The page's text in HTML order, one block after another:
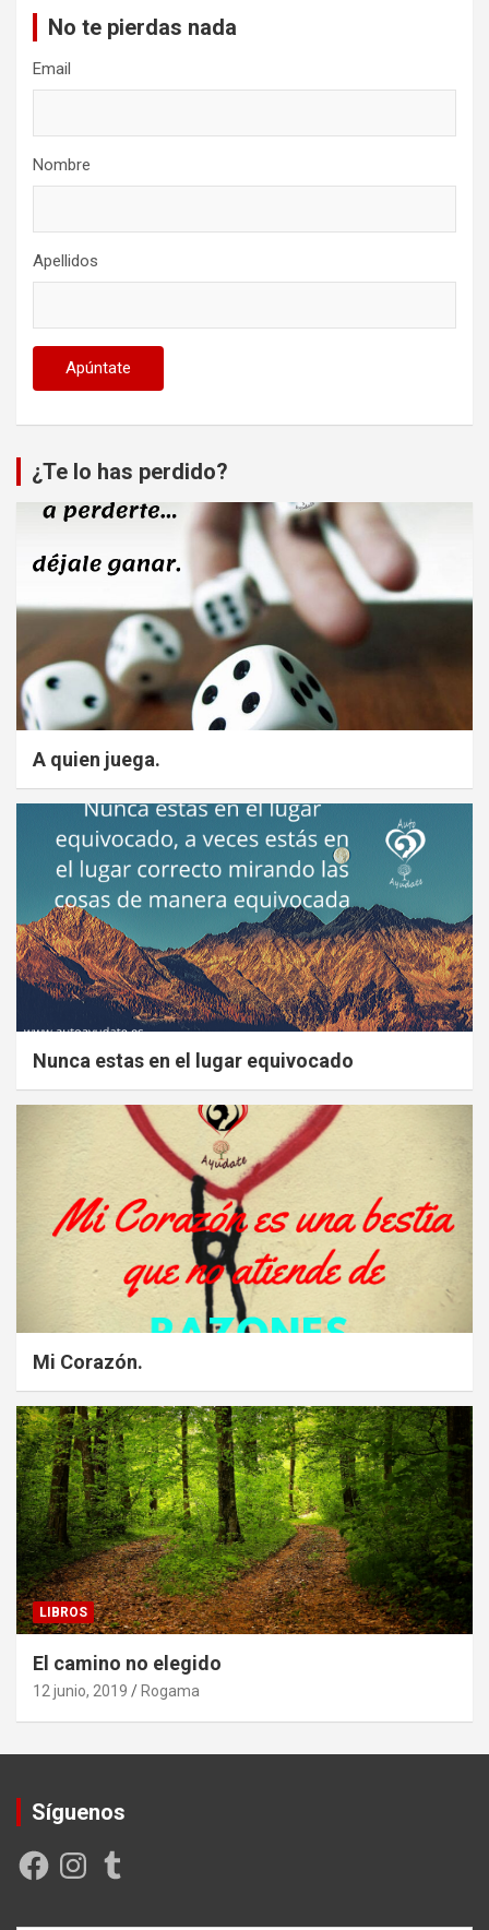
No te pierdas nada
Email
Nombre
Apellidos
¿Te lo has perdido?
A quien juega.
Nunca estas en el lugar equivocado
Mi Corazón.
LIBROS
El camino no elegido
12 junio, 2019 Rogama
Síguenos
FacebookInstagramTumblr